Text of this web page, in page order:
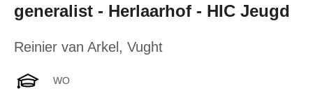
generalist - Herlaarhof - HIC Jeugd
Reinier van Arkel , Vught
WO